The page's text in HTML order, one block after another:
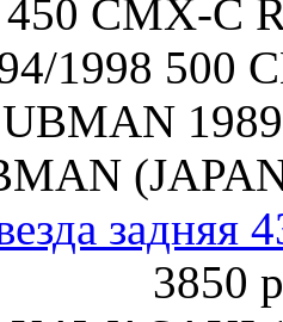
CMX-C
1998 500
задняя
3850